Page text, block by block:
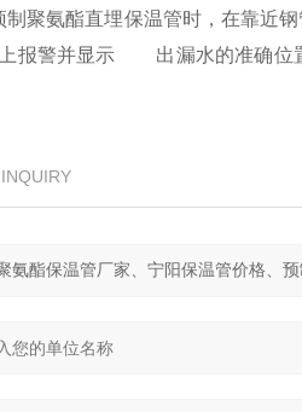
制聚氨酯直埋保温管时，在靠近
报警并显示 出漏水的准确位